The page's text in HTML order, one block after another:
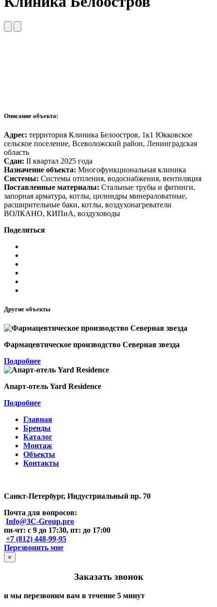
Описание объекта:
Адрес: территория Клиника Белоостров, 1к1 Юкковское
сельское поселение, Всеволожский район, Ленинградская
область
Сдан: II квартал 2025 года
Назначение объекта: Многофункциональная клиника
Системы: Системы отпления, водоснабжения, вентиляция
Поставленные материалы: Стальные трубы и фитинги,
запорная арматура, котлы, цилиндры минераловатные,
расширительные баки, котлы, воздухонагреватели
ВОЛКАНО, КИПиА, воздуховоды
Поделиться
Другие объекты
Фармацевтическое производство Северная звезда
Подробнее
Апарт-отель Yard Residence
Подробнее
Главная
Бренды
Каталог
Монтаж
Объекты
Контакты
Санкт-Петербург, Индустриальный пр. 70
Почта для вопросов:
Info@3C-Group.pro
пн-чт: с 9 до 17:30, пт: до 17:00
+7 (812) 448-99-95
Перезвонить мне
×
Заказать звонок
и мы перезвоним вам в течение 5 минут